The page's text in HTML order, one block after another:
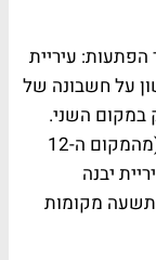
עיריית
על חשבונה של
במקום השני.
עיריית אור יהודה קפצה השנה 4 מקומות (מהמקום ה-12
יבנה
מקומות